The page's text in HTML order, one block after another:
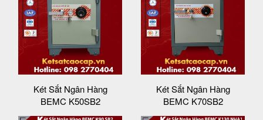
Két Sắt Ngân Hàng
BEMC K50SB2
Két Sắt Ngân Hàng
BEMC K70SB2